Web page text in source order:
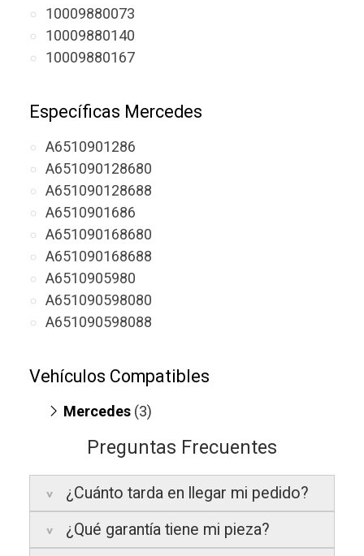
10009880073
10009880140
10009880167
Específicas Mercedes
A6510901286
A651090128680
A651090128688
A6510901686
A651090168680
A651090168688
A6510905980
A651090598080
A651090598088
Vehículos Compatibles
Mercedes (3)
OM 651.958)
V220 W447(motor OM 651.950)
V250 W447(motor OM 651.950)
Preguntas Frecuentes
¿Cuánto tarda en llegar mi pedido?
Península:Entregamos en un plazo
¿Qué garantía tiene mi pieza?